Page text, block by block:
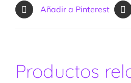
Añadir a Pinterest
Productos